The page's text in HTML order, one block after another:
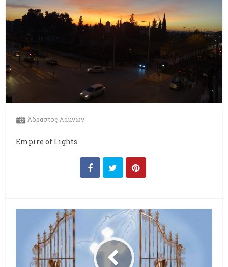
Άδραστος Λάμνων
Empire of Lights